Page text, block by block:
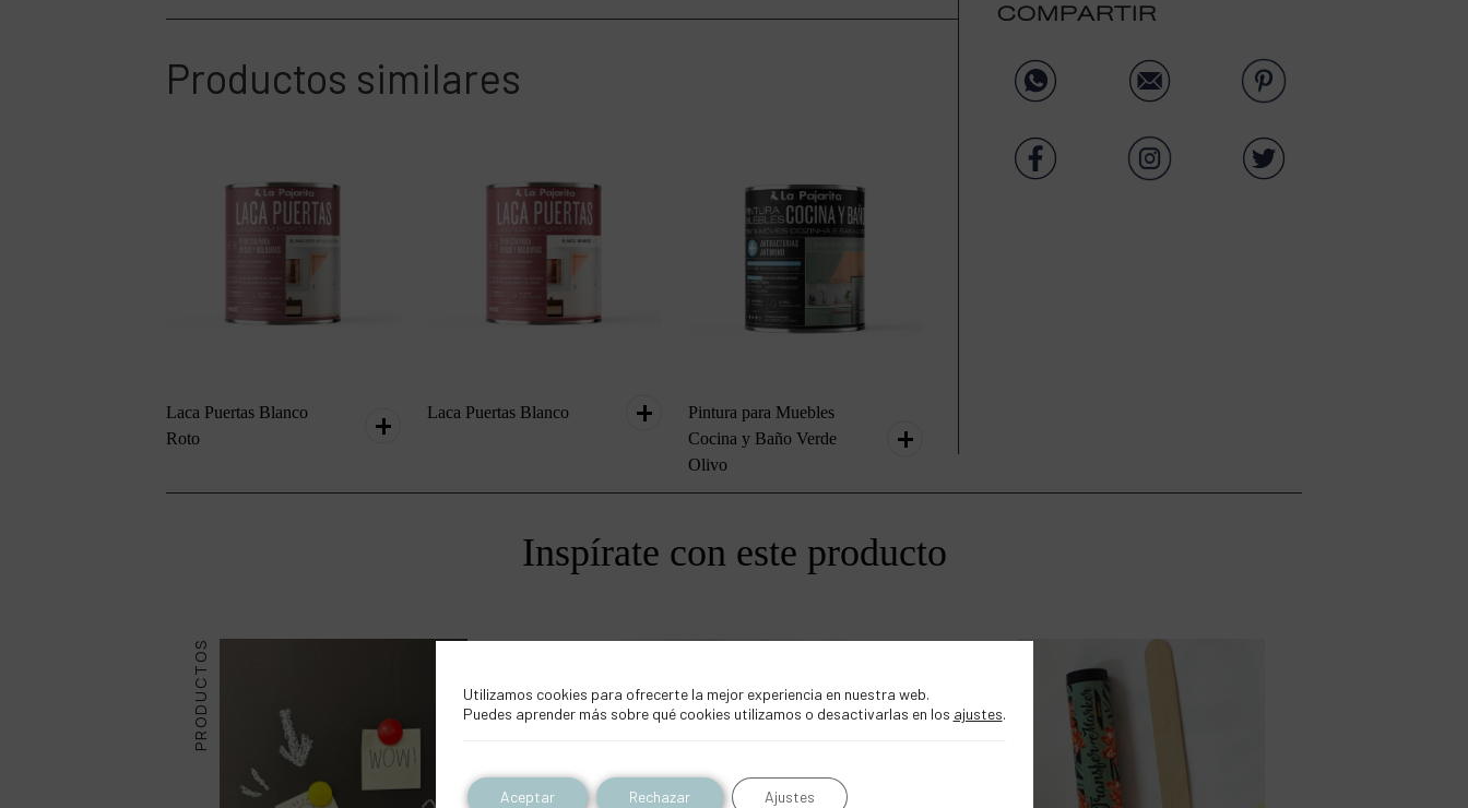
Productos similares
Laca Puertas Blanco
Roto
Laca Puertas Blanco
Pintura para Muebles
Cocina y Baño Verde
Olivo
COMPARTIR
Inspírate con este producto
PRODUCTOS BELLAS ARTES
Utilizamos cookies para ofrecerte la mejor experiencia en nuestra web.
Puedes aprender más sobre qué cookies utilizamos o desactivarlas en los ajustes.
Aceptar Rechazar Ajustes